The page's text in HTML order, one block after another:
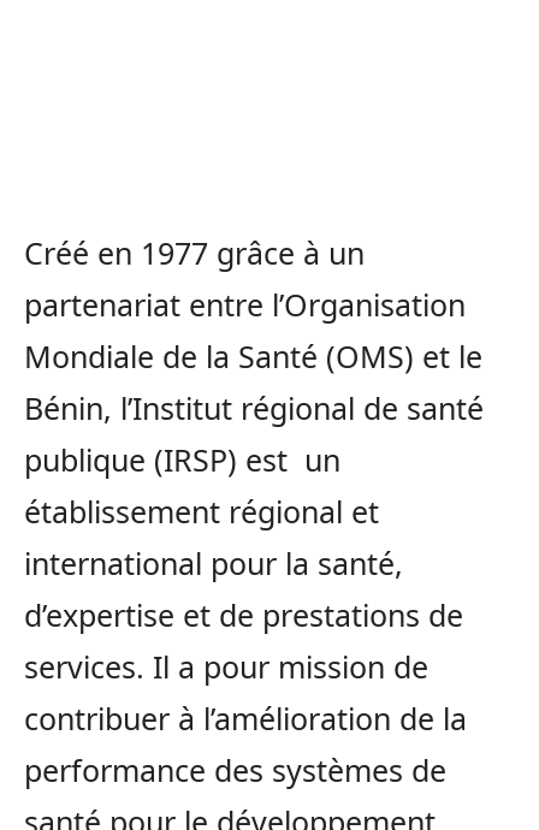
Créé en 1977 grâce à un
partenariat entre l’Organisation
Mondiale de la Santé (OMS) et le
Bénin, l’Institut régional de santé
publique (IRSP) est un
établissement régional et
international pour la santé,
d’expertise et de prestations de
services. Il a pour mission de
contribuer à l’amélioration de la
performance des systèmes de
santé pour le développement